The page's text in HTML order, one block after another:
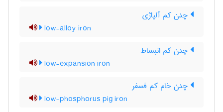
چدن کم آلیاژی
low-alloy iron
چدن کم انبساط
low-expansion iron
چدن خام کم فسفر
low-phosphorus pig iron